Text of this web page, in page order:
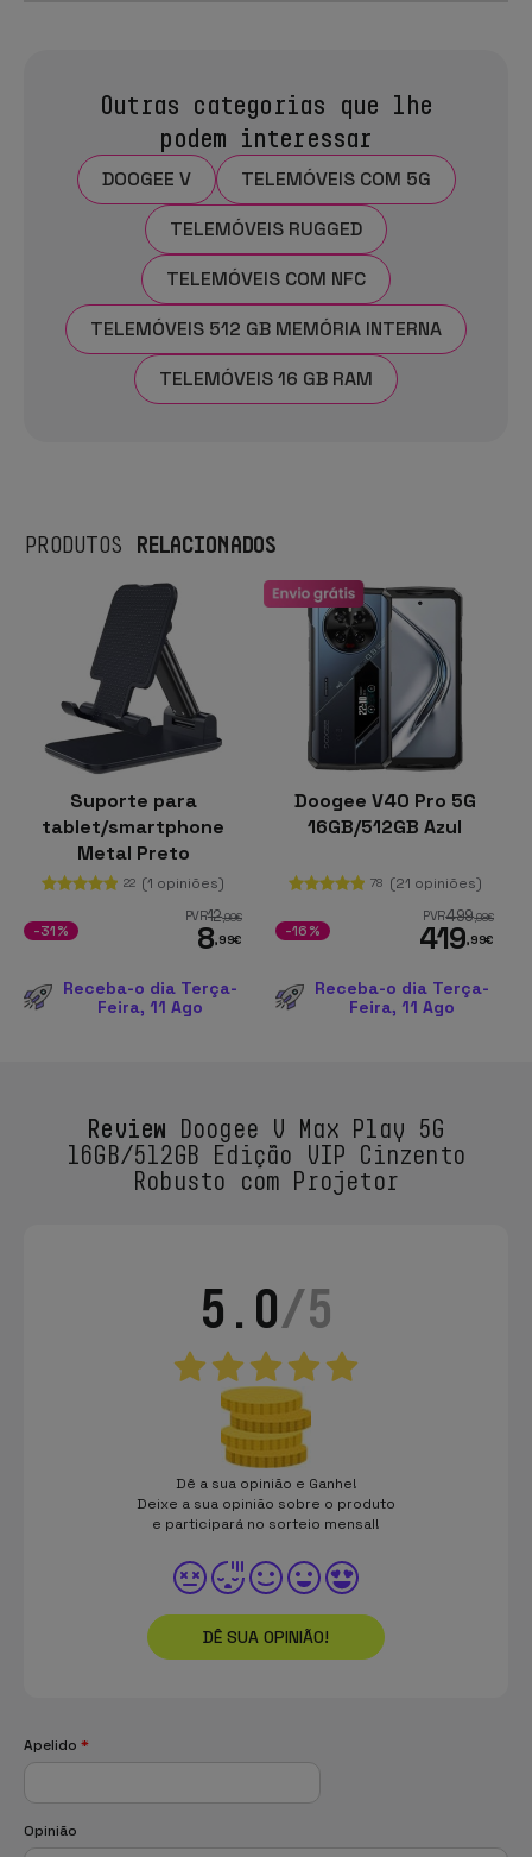
Outras categorias que lhe
podem interessar
DOOGEE V
TELEMÓVEIS COM 5G
TELEMÓVEIS RUGGED
TELEMÓVEIS COM NFC
TELEMÓVEIS 512 GB MEMÓRIA INTERNA
TELEMÓVEIS 16 GB RAM
PRODUTOS RELACIONADOS
Suporte para
tablet/smartphone
Metal Preto
22 (1 opiniões)
PVR12,99€
8,99€
-31%
Receba-o dia Terça-
Feira, 11 Ago
Doogee V40 Pro 5G
16GB/512GB Azul
78 (21 opiniões)
PVR499,98€
419,99€
-16%
Receba-o dia Terça-
Feira, 11 Ago
Review Doogee V Max Play 5G
16GB/512GB Edição VIP Cinzento
Robusto com Projetor
5.0/5
Dê a sua opinião e Ganhe!
Deixe a sua opinião sobre o produto
e participará no sorteio mensal!
DÊ SUA OPINIÃO!
Apelido *
Opinião